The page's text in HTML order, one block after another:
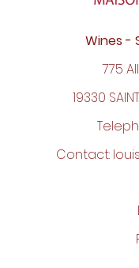
Wines -
775
19330
Contact: